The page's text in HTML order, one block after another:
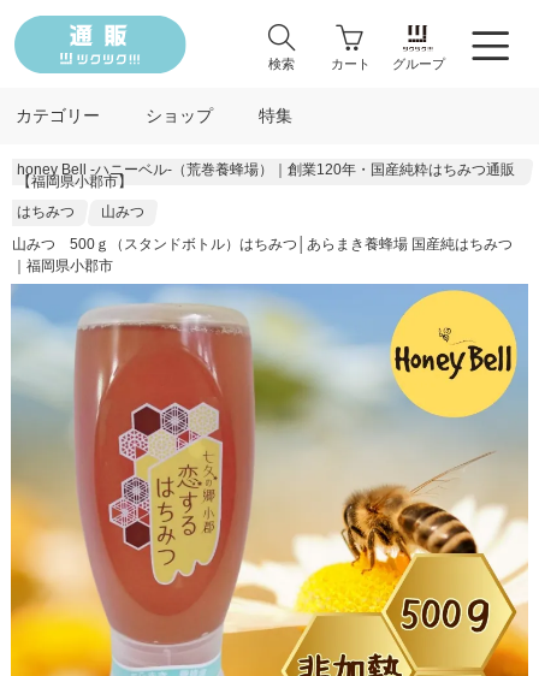
検索 カート グループ
カテゴリー ショップ 特集
honey Bell -ハニーベル-（荒巻養蜂場）｜創業120年・国産純粋はちみつ通販
【福岡県小郡市】
はちみつ
山みつ
山みつ 500ｇ（スタンドボトル）はちみつ│あらまき養蜂場 国産純はちみつ
｜福岡県小郡市